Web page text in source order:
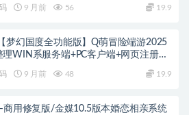
9 月前 56 19.9
梦幻国度全功能版】Q萌冒险端游2025
理WIN系服务端+PC客户端+网页注册
9 月前 48 19.9
商用修复版/金媒10.5版本婚恋相亲系统